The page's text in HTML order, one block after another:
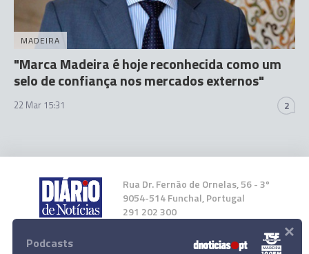
MADEIRA
"Marca Madeira é hoje reconhecida como um
selo de confiança nos mercados externos"
22 Mar 15:31 2
Rua Dr. Fernão de Ornelas, 56 - 3º
9054-514 Funchal, Portugal
291 202 300
Instale a nossa App
Podcasts ×